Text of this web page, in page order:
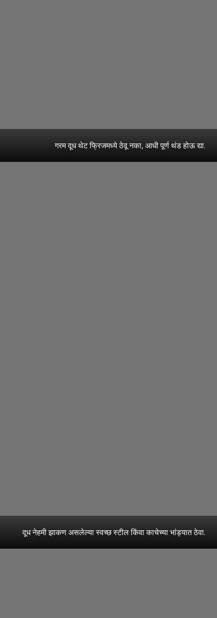
गरम दूध थेट फ्रिजमध्ये ठेवू नका, आधी पूर्ण थंड होऊ द्या.
दूध नेहमी झाकण असलेल्या स्वच्छ स्टील किंवा काचेच्या भांड्यात ठेवा.